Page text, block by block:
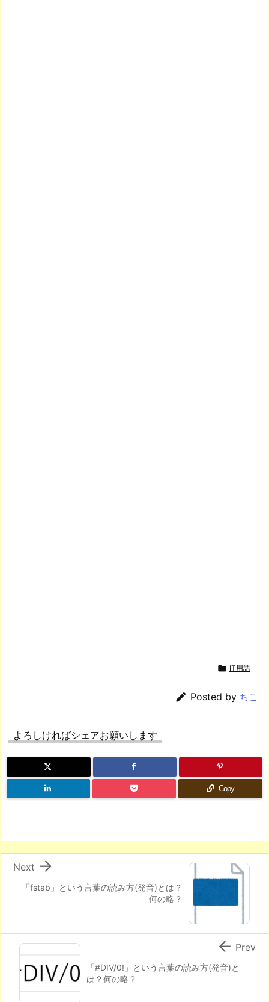
 IT用語
 Posted by ちこ
よろしければシェアお願いします
Copy
「fstab」という言葉の読み方(発音)とは？
何の略？

Next
「#DIV/0!」という言葉の読み方(発音)と
は？何の略？
 Prev